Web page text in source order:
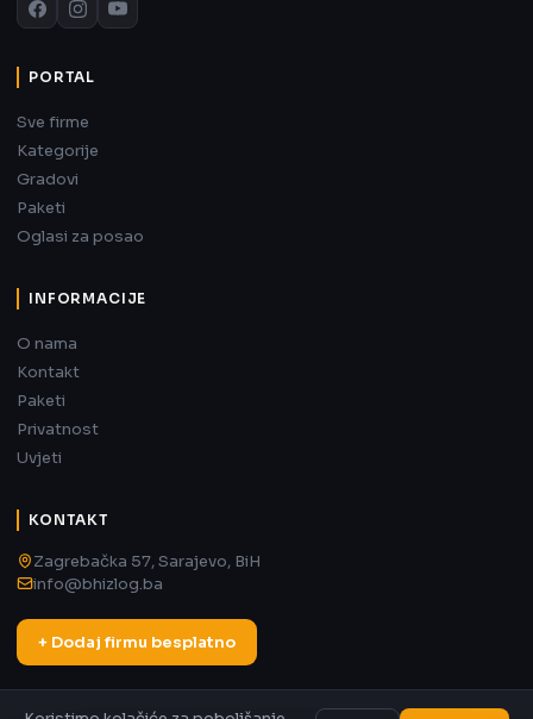
PORTAL
Sve firme
Kategorije
Gradovi
Paketi
Oglasi za posao
INFORMACIJE
O nama
Kontakt
Paketi
Privatnost
Uvjeti
KONTAKT
Zagrebačka 57, Sarajevo, BiH
info@bhizlog.ba
+ Dodaj firmu besplatno